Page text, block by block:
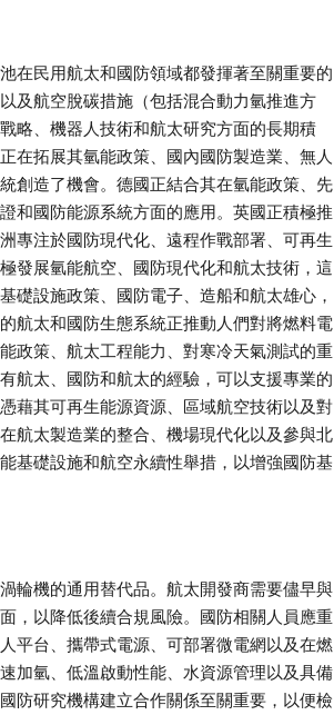
在民用航太和國防領域都發揮著至關重要的
及航空脫碳措施（包括混合動力氫推進方
略、機器人技術和航太研究方面的長期積
在拓展其氫能政策、國內國防製造業、無人
創造了機會。德國正結合其在氫能政策、先
和國防能源系統方面的應用。英國正積極推
專注於國防現代化、遠程作戰部署、可再生
發展氫能航空、國防現代化和航太技術，這
礎設施政策、國防電子、造船和航太雄心，
航太和國防生態系統正推動人們對將燃料電
政策、航太工程能力、對寒冷天氣測試的重
航太、國防和航太的經驗，可以支援專業的
藉其可再生能源資源、區域航空技術以及對
航太製造業的整合、機場現代化以及參與北
基礎設施和航空永續性舉措，以增強國防基
輪機的通用替代品。航太開發商需要儘早與
，以降低後續合規風險。國防相關人員應重
平台、攜帶式電源、可部署微電網以及在燃
加氫、低溫啟動性能、水資源管理以及具備
防研究機構建立合作關係至關重要，以便檢